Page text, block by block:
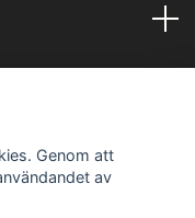
Genom att
av